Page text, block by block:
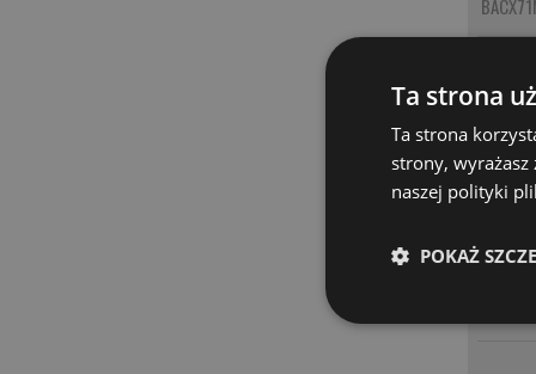
Ta strona
Ta strona
strony, wyrażasz
naszej polityki
POKAŻ